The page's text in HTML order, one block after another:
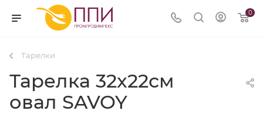
0
Тарелки
Тарелка 32x22см
овал SAVOY